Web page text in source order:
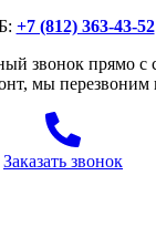
+7 (812) 363-43-52
звонок прямо с
мы перезвоним
Заказать звонок